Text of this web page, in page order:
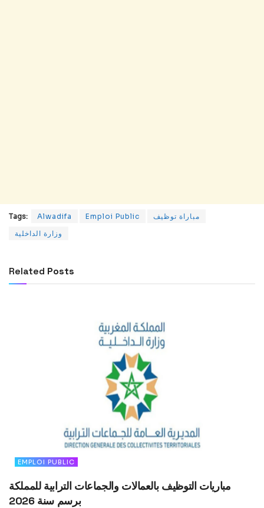
Tags: Alwadifa Emploi Public
مباراة توظيف
وزارة الداخلية
Related Posts
EMPLOI PUBLIC
مباريات التوظيف بالعمالات والجماعات الترابية للمملكة
برسم سنة 2026